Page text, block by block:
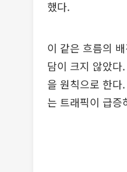
했다.
이 같은 흐름의
담이 크지 않았다
을 원칙으로 한
는 트래픽이 급증